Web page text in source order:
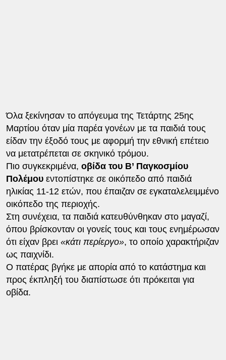
Όλα ξεκίνησαν το απόγευμα της Τετάρτης 25ης
Μαρτίου όταν μία παρέα γονέων με τα παιδιά τους
είδαν την έξοδό τους με αφορμή την εθνική επέτειο
να μετατρέπεται σε σκηνικό τρόμου.
Πιο συγκεκριμένα, οβίδα του Β’ Παγκοσμίου
Πολέμουεντοπίστηκε σε οικόπεδο από παιδιά
ηλικίας 11-12 ετών, που έπαιζαν σε εγκαταλελειμμένο
οικόπεδο της περιοχής.
Στη συνέχεια, τα παιδιά κατευθύνθηκαν στο μαγαζί,
όπου βρίσκονταν οι γονείς τους και τους ενημέρωσαν
ότι είχαν βρει «κάτι περίεργο», το οποίο χαρακτήριζαν
ως παιχνίδι.
Ο πατέρας βγήκε με απορία από το κατάστημα και
προς έκπληξή του διαπίστωσε ότι πρόκειται για
οβίδα.